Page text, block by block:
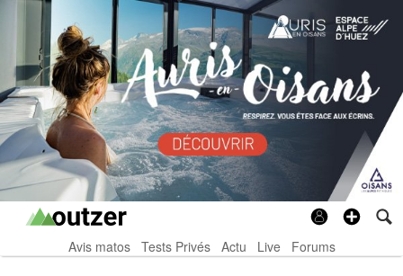
Avis matos Tests Privés Actu Live Forums